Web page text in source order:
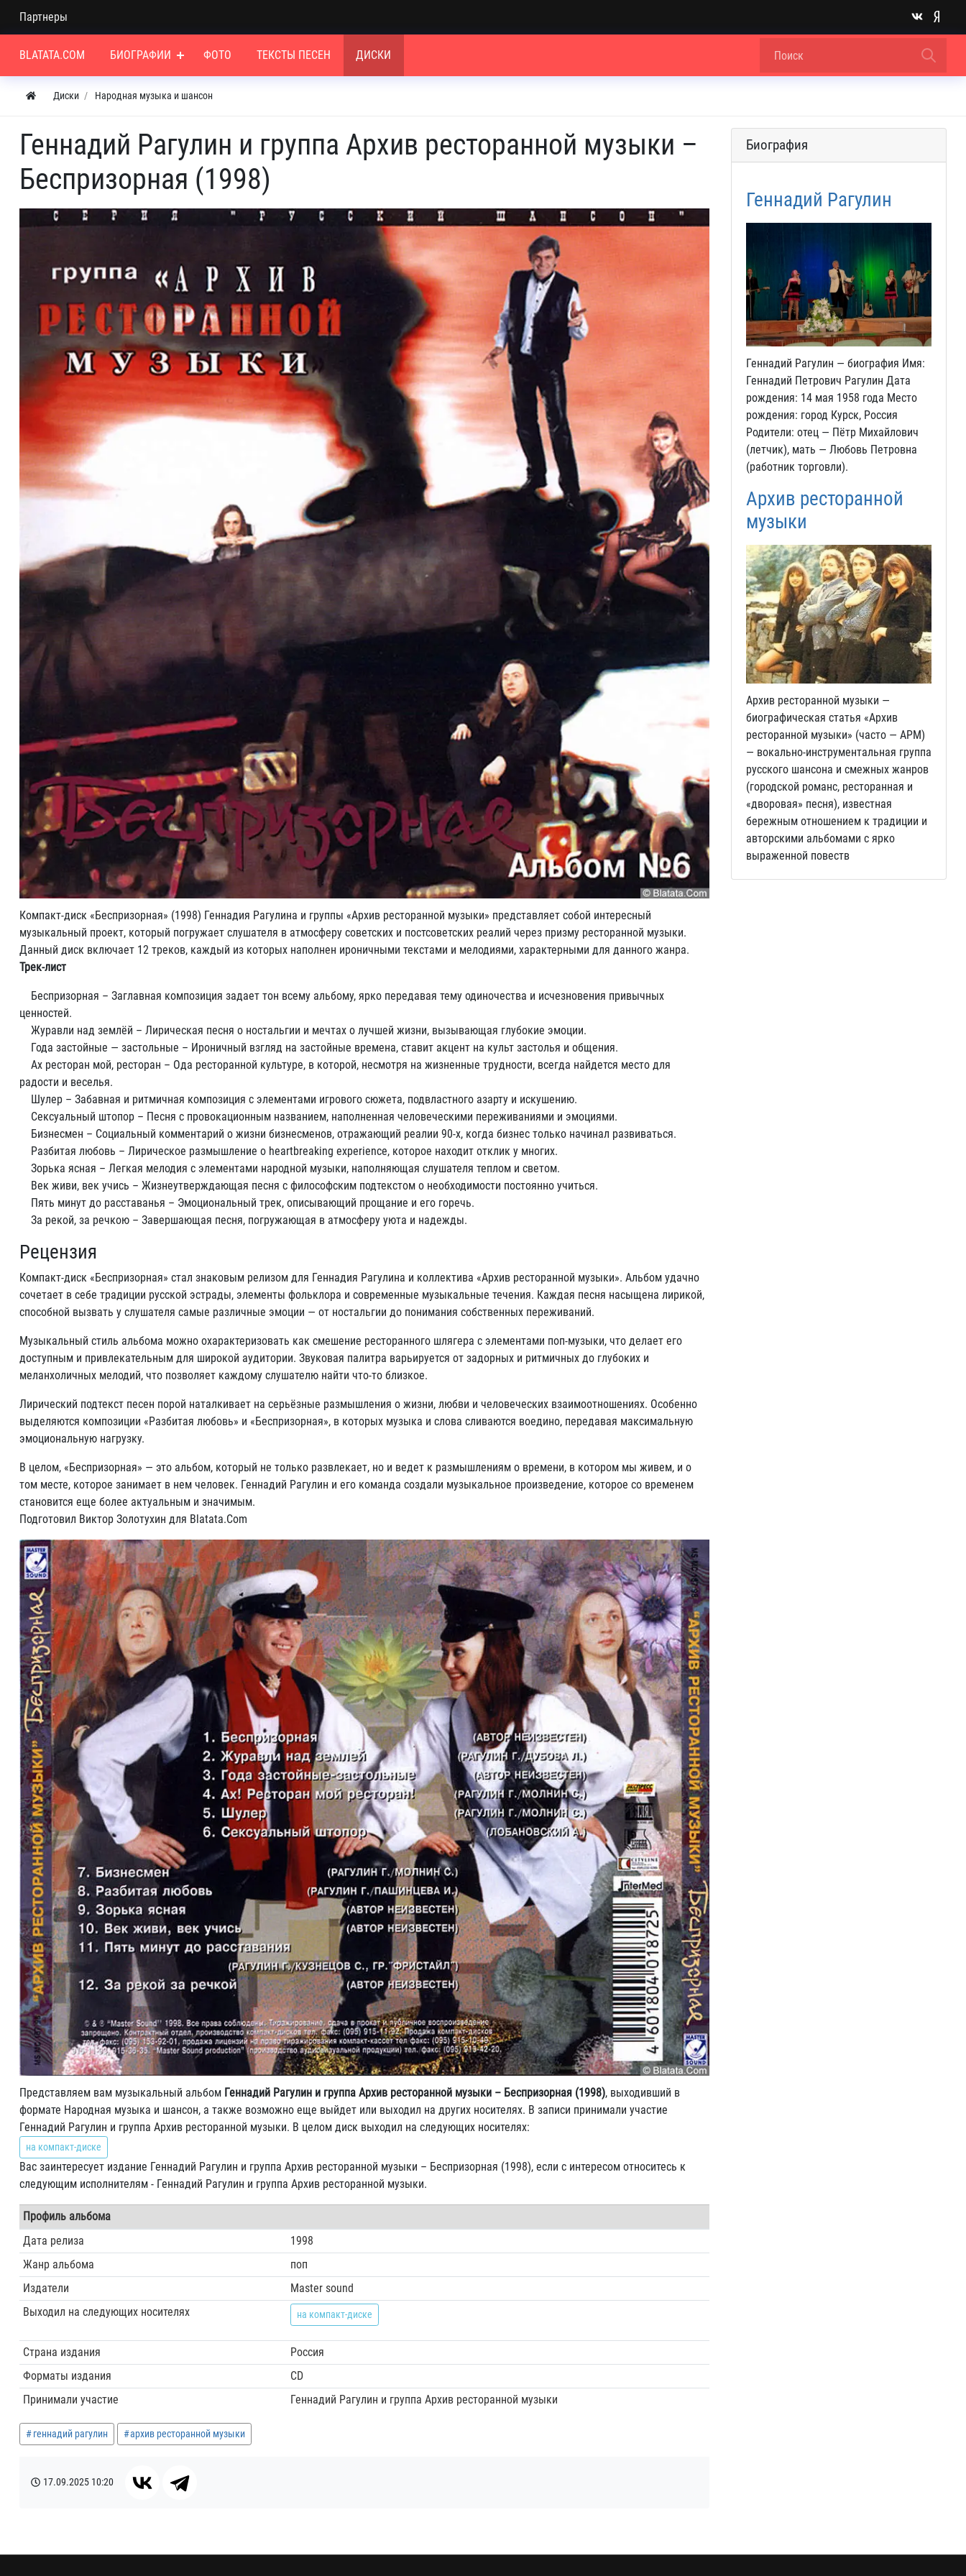
Партнеры
BLATATA.COM БИОГРАФИИ ФОТО ТЕКСТЫ ПЕСЕН ДИСКИ
Диски Народная музыка и шансон
Геннадий Рагулин и группа Архив ресторанной музыки –
Беспризорная (1998)
Компакт-диск «Беспризорная» (1998) Геннадия Рагулина и группы «Архив ресторанной музыки» представляет собой интересный
музыкальный проект, который погружает слушателя в атмосферу советских и постсоветских реалий через призму ресторанной музыки.
Данный диск включает 12 треков, каждый из которых наполнен ироничными текстами и мелодиями, характерными для данного жанра.
Трек-лист
Беспризорная – Заглавная композиция задает тон всему альбому, ярко передавая тему одиночества и исчезновения привычных
ценностей.
Журавли над землёй – Лирическая песня о ностальгии и мечтах о лучшей жизни, вызывающая глубокие эмоции.
Года застойные — застольные – Ироничный взгляд на застойные времена, ставит акцент на культ застолья и общения.
Ах ресторан мой, ресторан – Ода ресторанной культуре, в которой, несмотря на жизненные трудности, всегда найдется место для
радости и веселья.
Шулер – Забавная и ритмичная композиция с элементами игрового сюжета, подвластного азарту и искушению.
Сексуальный штопор – Песня с провокационным названием, наполненная человеческими переживаниями и эмоциями.
Бизнесмен – Социальный комментарий о жизни бизнесменов, отражающий реалии 90-х, когда бизнес только начинал развиваться.
Разбитая любовь – Лирическое размышление о heartbreaking experience, которое находит отклик у многих.
Зорька ясная – Легкая мелодия с элементами народной музыки, наполняющая слушателя теплом и светом.
Век живи, век учись – Жизнеутверждающая песня с философским подтекстом о необходимости постоянно учиться.
Пять минут до расставанья – Эмоциональный трек, описывающий прощание и его горечь.
За рекой, за речкою – Завершающая песня, погружающая в атмосферу уюта и надежды.
Рецензия
Компакт-диск «Беспризорная» стал знаковым релизом для Геннадия Рагулина и коллектива «Архив ресторанной музыки». Альбом удачно
сочетает в себе традиции русской эстрады, элементы фольклора и современные музыкальные течения. Каждая песня насыщена лирикой,
способной вызвать у слушателя самые различные эмоции — от ностальгии до понимания собственных переживаний.
Музыкальный стиль альбома можно охарактеризовать как смешение ресторанного шлягера с элементами поп-музыки, что делает его
доступным и привлекательным для широкой аудитории. Звуковая палитра варьируется от задорных и ритмичных до глубоких и
меланхоличных мелодий, что позволяет каждому слушателю найти что-то близкое.
Лирический подтекст песен порой наталкивает на серьёзные размышления о жизни, любви и человеческих взаимоотношениях. Особенно
выделяются композиции «Разбитая любовь» и «Беспризорная», в которых музыка и слова сливаются воедино, передавая максимальную
эмоциональную нагрузку.
В целом, «Беспризорная» — это альбом, который не только развлекает, но и ведет к размышлениям о времени, в котором мы живем, и о
том месте, которое занимает в нем человек. Геннадий Рагулин и его команда создали музыкальное произведение, которое со временем
становится еще более актуальным и значимым.
Подготовил Виктор Золотухин для Blatata.Com
Представляем вам музыкальный альбом Геннадий Рагулин и группа Архив ресторанной музыки – Беспризорная (1998), выходивший в
формате Народная музыка и шансон, а также возможно еще выйдет или выходил на других носителях. В записи принимали участие
Геннадий Рагулин и группа Архив ресторанной музыки. В целом диск выходил на следующих носителях:
на компакт-диске
Вас заинтересует издание Геннадий Рагулин и группа Архив ресторанной музыки – Беспризорная (1998), если с интересом относитесь к
следующим исполнителям - Геннадий Рагулин и группа Архив ресторанной музыки.
Профиль альбома
Дата релиза
1998
Жанр альбома
поп
Издатели
Master sound
Выходил на следующих носителях
на компакт-диске
Страна издания
Россия
Форматы издания
CD
Принимали участие
Геннадий Рагулин и группа Архив ресторанной музыки
геннадий рагулин архив ресторанной музыки
17.09.2025 10:20
Биография
Геннадий Рагулин
Геннадий Рагулин — биография Имя:
Геннадий Петрович Рагулин Дата
рождения: 14 мая 1958 года Место
рождения: город Курск, Россия
Родители: отец — Пётр Михайлович
(летчик), мать — Любовь Петровна
(работник торговли).
Архив ресторанной
музыки
Архив ресторанной музыки —
биографическая статья «Архив
ресторанной музыки» (часто — АРМ)
— вокально-инструментальная группа
русского шансона и смежных жанров
(городской романс, ресторанная и
«дворовая» песня), известная
бережным отношением к традиции и
авторскими альбомами с ярко
выраженной повеств